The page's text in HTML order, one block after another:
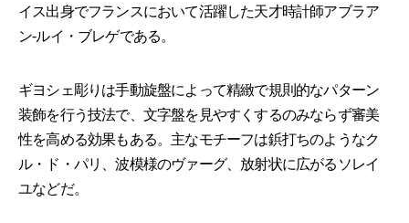
イス出身でフランスにおいて活躍した天才時計師アブラア
ン-ルイ・ブレゲである。
ギヨシェ彫りは手動旋盤によって精緻で規則的なパターン
装飾を行う技法で、文字盤を見やすくするのみならず審美
性を高める効果もある。主なモチーフは鋲打ちのようなク
ル・ド・パリ、波模様のヴァーグ、放射状に広がるソレイ
ユなどだ。